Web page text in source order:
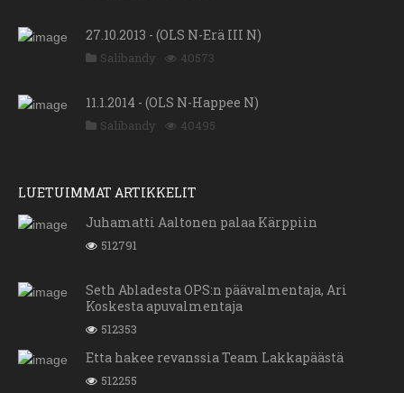
27.10.2013 - (OLS N-Erä III N)
Salibandy 40573
11.1.2014 - (OLS N-Happee N)
Salibandy 40495
LUETUIMMAT ARTIKKELIT
Juhamatti Aaltonen palaa Kärppiin
512791
Seth Abladesta OPS:n päävalmentaja, Ari
Koskesta apuvalmentaja
512353
Etta hakee revanssia Team Lakkapäästä
512255